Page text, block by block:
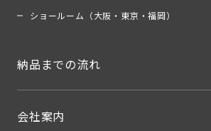
ショールーム（大阪・東京・福岡）
納品までの流れ
会社案内